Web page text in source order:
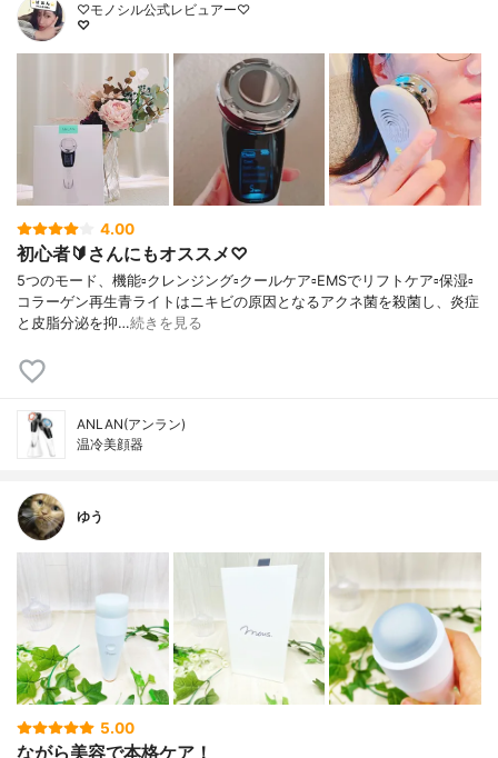
♡モノシル公式レビュアー♡
♡
4.00
初心者🔰さんにもオススメ♡
5つのモード、機能▫️クレンジング▫️クールケア▫️EMSでリフトケア▫️保湿▫️
コラーゲン再生青ライトはニキビの原因となるアクネ菌を殺菌し、炎症
と皮脂分泌を抑…続きを見る
ANLAN(アンラン)
温冷美顔器
ゆう
5.00
ながら美容で本格ケア！